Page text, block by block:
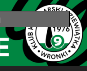
Wronki